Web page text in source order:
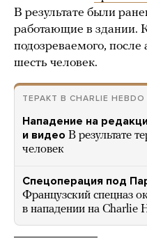
В результате были
работающие в здании.
подозреваемого,
шесть человек.
ТЕРАКТ В CHARLIE
Нападение на
и видео В результате
человек
Спецоперация под
Французский спецназ
в нападении на Charlie